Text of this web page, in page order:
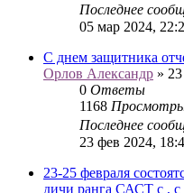
Последнее
05 мар 2024,
С днем защитника
Орлов Александр »
0 Ответы
1168
Последнее
23 фев 2024,
23-25 февраля
дичи ранга САСТ с ,